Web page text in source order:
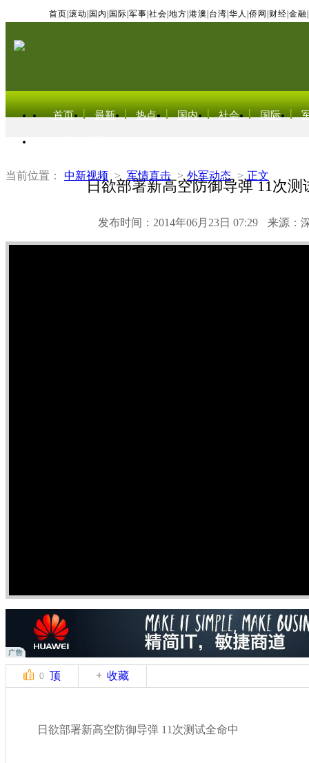
首页 滚动 国内 国际 军事 社会 地方 港澳 台湾 华人 侨网 财经 金融
首页 最新 热点 国内 社会 国际
当前位置： 中新视频 > 军情直击 > 外军动态 > 正文
日欲部署新高空防御导弹 11次测
发布时间：2014年06月23日 07:29 来源：
0 顶 收藏
日欲部署新高空防御导弹 11次测试全命中